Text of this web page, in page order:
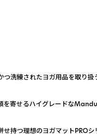
洗練されたヨガ用品を取り扱
を寄せるハイグレードな
持つ理想のヨガマットPROシ